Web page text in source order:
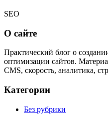
SEO
О сайте
Практический блог о
оптимизации сайтов.
CMS, скорость, аналитика,
Категории
Без рубрики